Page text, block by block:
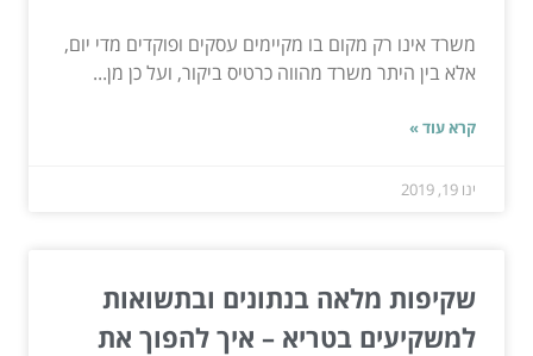
משרד אינו רק מקום בו מקיימים עסקים ופוקדים מדי יום,
אלא בין היתר משרד מהווה כרטיס ביקור, ועל כן מן...
קרא עוד »
ינו 19, 2019
שקיפות מלאה בנתונים ובתשואות
למשקיעים בטריא – איך להפוך את